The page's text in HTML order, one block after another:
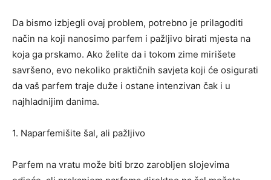
Da bismo izbjegli ovaj problem, potrebno je prilagoditi
način na koji nanosimo parfem i pažljivo birati mjesta na
koja ga prskamo. Ako želite da i tokom zime mirišete
savršeno, evo nekoliko praktičnih savjeta koji će osigurati
da vaš parfem traje duže i ostane intenzivan čak i u
najhladnijim danima.
1. Naparfemišite šal, ali pažljivo
Parfem na vratu može biti brzo zarobljen slojevima